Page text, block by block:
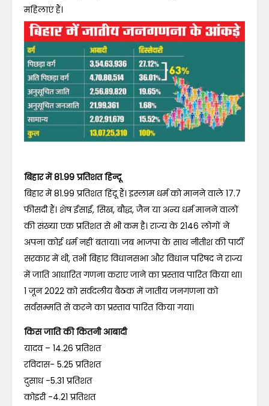
महिलाएं हैं।
बिहार में 81.99 प्रतिशत हिन्दू
बिहार में 81.99 प्रतिशत हिंदू हैं। इस्लाम धर्म काे मानने वाले 17.7
फीसदी हैं। शेष ईसाई, सिख, बौद्ध, जैन या अन्य धर्म मानने वालों
की संख्या एक प्रतिशत से भी कम है। राज्य के 2146 लोगों ने
अपना कोई धर्म नहीं बताया। जब भाजपा के साथ नीतीश की पार्टी
सरकार में थी, तभी बिहार विधानसभा और विधान परिषद ने राज्य
में जाति आधारित गणना कराए जाने का प्रस्ताव पारित किया था।
1 जून 2022 को सर्वदलीय बैठक में जातीय जनगणना को
सर्वसम्मति से करने का प्रस्ताव पारित किया गया।
किस जाति की कितनी आबादी
यादव – 14.26 प्रतिशत
रविदास- 5.25 प्रतिशत
दुसाध -5.31 प्रतिशत
कोइरी -4.21 प्रतिशत